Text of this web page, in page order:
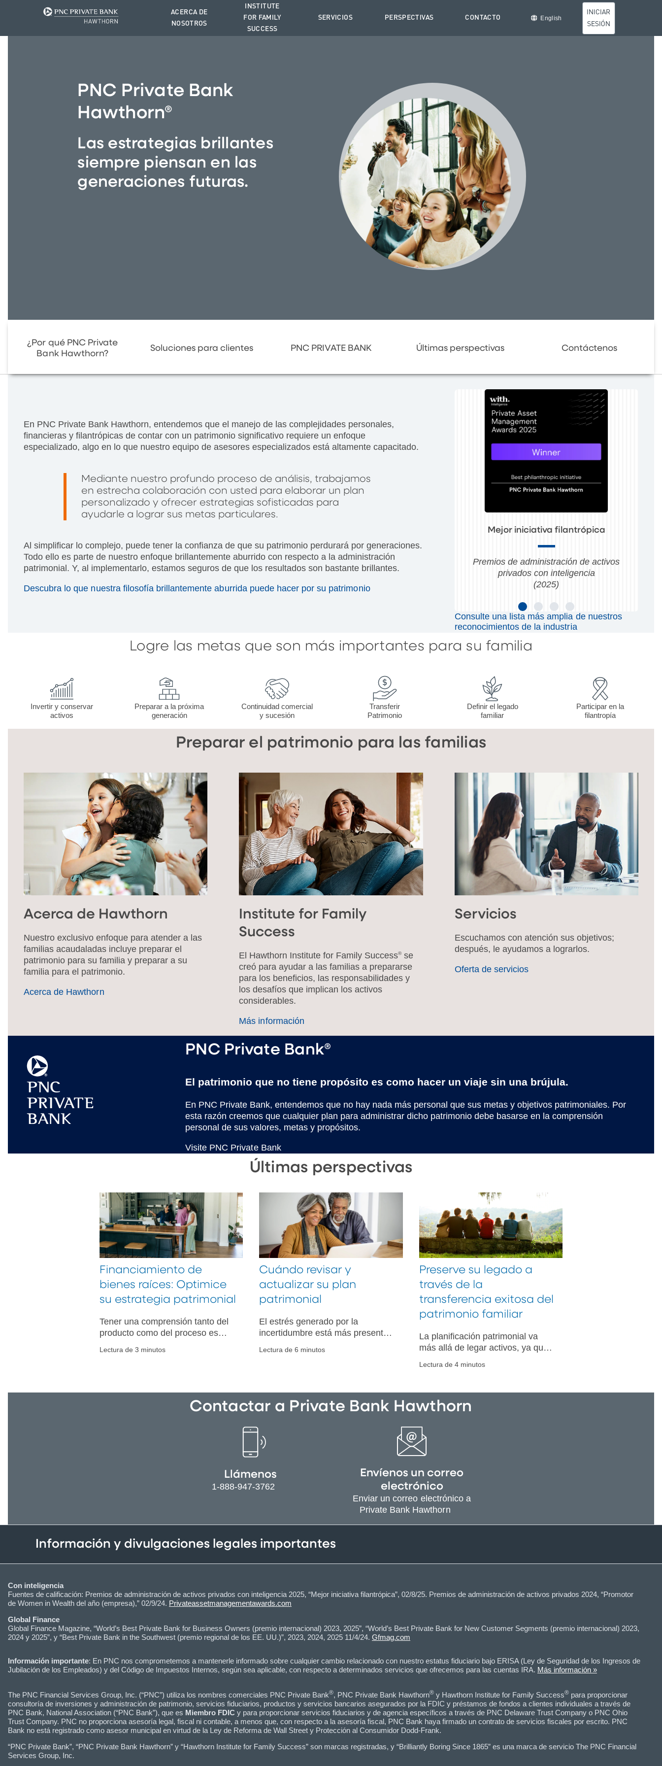
ACERCA DE
NOSOTROS
INSTITUTE
FOR FAMILY
SUCCESS
SERVICIOS PERSPECTIVAS CONTACTO English
INICIAR
SESIÓN
PNC Private Bank
Hawthorn®
Las estrategias brillantes
siempre piensan en las
generaciones futuras.
¿Por qué PNC Private
Bank Hawthorn?
Soluciones para clientes PNC PRIVATE BANK Últimas perspectivas Contáctenos
En PNC Private Bank Hawthorn, entendemos que el manejo de las complejidades personales,
financieras y filantrópicas de contar con un patrimonio significativo requiere un enfoque
especializado, algo en lo que nuestro equipo de asesores especializados está altamente capacitado.
Mediante nuestro profundo proceso de análisis, trabajamos
en estrecha colaboración con usted para elaborar un plan
personalizado y ofrecer estrategias sofisticadas para
ayudarle a lograr sus metas particulares.
Al simplificar lo complejo, puede tener la confianza de que su patrimonio perdurará por generaciones.
Todo ello es parte de nuestro enfoque brillantemente aburrido con respecto a la administración
patrimonial. Y, al implementarlo, estamos seguros de que los resultados son bastante brillantes.
Descubra lo que nuestra filosofía brillantemente aburrida puede hacer por su patrimonio
Mejor iniciativa filantrópica
Premios de administración de activos
privados con inteligencia
(2025)
Consulte una lista más amplia de nuestros
reconocimientos de la industria
Logre las metas que son más importantes para su familia
Invertir y conservar
activos
Preparar a la próxima
generación
Continuidad comercial
y sucesión
Transferir
Patrimonio
Definir el legado
familiar
Participar en la
filantropía
Preparar el patrimonio para las familias
Acerca de Hawthorn
Nuestro exclusivo enfoque para atender a las
familias acaudaladas incluye preparar el
patrimonio para su familia y preparar a su
familia para el patrimonio.
Acerca de Hawthorn
Institute for Family
Success
El Hawthorn Institute for Family Success®se
creó para ayudar a las familias a prepararse
para los beneficios, las responsabilidades y
los desafíos que implican los activos
considerables.
Más información
Servicios
Escuchamos con atención sus objetivos;
después, le ayudamos a lograrlos.
Oferta de servicios
PNC Private Bank®
El patrimonio que no tiene propósito es como hacer un viaje sin una brújula.
En PNC Private Bank, entendemos que no hay nada más personal que sus metas y objetivos patrimoniales. Por
esta razón creemos que cualquier plan para administrar dicho patrimonio debe basarse en la comprensión
personal de sus valores, metas y propósitos.
Visite PNC Private Bank
Últimas perspectivas
Financiamiento de
bienes raíces: Optimice
su estrategia patrimonial
Tener una comprensión tanto del
producto como del proceso es
Lectura de 3 minutos
Cuándo revisar y
actualizar su plan
patrimonial
El estrés generado por la
incertidumbre está más presente
Lectura de 6 minutos
Preserve su legado a
través de la
transferencia exitosa del
patrimonio familiar
La planificación patrimonial va
más allá de legar activos, ya que
Lectura de 4 minutos
Contactar a Private Bank Hawthorn
Llámenos
1-888-947-3762
Envíenos un correo
electrónico
Enviar un correo electrónico a
Private Bank Hawthorn
Información y divulgaciones legales importantes
Con inteligencia
Fuentes de calificación: Premios de administración de activos privados con inteligencia 2025, “Mejor iniciativa filantrópica”, 02/8/25. Premios de administración de activos privados 2024, “Promotor
de Women in Wealth del año (empresa),” 02/9/24. Privateassetmanagementawards.com
Global Finance
Global Finance Magazine, “World’s Best Private Bank for Business Owners (premio internacional) 2023, 2025”, “World’s Best Private Bank for New Customer Segments (premio internacional) 2023,
2024 y 2025”, y “Best Private Bank in the Southwest (premio regional de los EE. UU.)”, 2023, 2024, 2025 11/4/24. Gfmag.com
Información importante: En PNC nos comprometemos a mantenerle informado sobre cualquier cambio relacionado con nuestro estatus fiduciario bajo ERISA (Ley de Seguridad de los Ingresos de
Jubilación de los Empleados) y del Código de Impuestos Internos, según sea aplicable, con respecto a determinados servicios que ofrecemos para las cuentas IRA. Más información »
The PNC Financial Services Group, Inc. (“PNC”) utiliza los nombres comerciales PNC Private Bank®, PNC Private Bank Hawthorn® y Hawthorn Institute for Family Success® para proporcionar
consultoría de inversiones y administración de patrimonio, servicios fiduciarios, productos y servicios bancarios asegurados por la FDIC y préstamos de fondos a clientes individuales a través de
PNC Bank, National Association (“PNC Bank”), que es Miembro FDIC y para proporcionar servicios fiduciarios y de agencia específicos a través de PNC Delaware Trust Company o PNC Ohio
Trust Company. PNC no proporciona asesoría legal, fiscal ni contable, a menos que, con respecto a la asesoría fiscal, PNC Bank haya firmado un contrato de servicios fiscales por escrito. PNC
Bank no está registrado como asesor municipal en virtud de la Ley de Reforma de Wall Street y Protección al Consumidor Dodd-Frank.
“PNC Private Bank”, “PNC Private Bank Hawthorn” y “Hawthorn Institute for Family Success” son marcas registradas, y “Brilliantly Boring Since 1865” es una marca de servicio The PNC Financial
Services Group, Inc.